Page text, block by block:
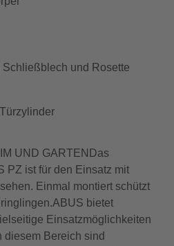
Schließblech und Rosette
UND GARTENDas
PZ ist für den Einsatz mit
Einmal montiert schützt
bietet
Einsatzmöglichkeiten
diesem Bereich sind